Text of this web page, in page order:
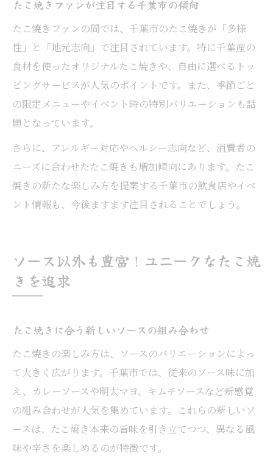
たこ焼きファンが注目する千葉市の傾向
たこ焼きファンの間では、千葉市のたこ焼きが「多様
性」と「地元志向」で注目されています。特に千葉産の
食材を使ったオリジナルたこ焼きや、自由に選べるトッ
ピングサービスが人気のポイントです。また、季節ごと
の限定メニューやイベント時の特別バリエーションも話
題となっています。
さらに、アレルギー対応やヘルシー志向など、消費者の
ニーズに合わせたたこ焼きも増加傾向にあります。たこ
焼きの新たな楽しみ方を提案する千葉市の飲食店やイベ
ント情報も、今後ますます注目されることでしょう。
ソース以外も豊富！ユニークなたこ焼
きを追求
たこ焼きに合う新しいソースの組み合わせ
たこ焼きの楽しみ方は、ソースのバリエーションによっ
て大きく広がります。千葉市では、従来のソース味に加
え、カレーソースや明太マヨ、キムチソースなど新感覚
の組み合わせが人気を集めています。これらの新しいソ
ースは、たこ焼き本来の旨味を引き立てつつ、異なる風
味や辛さを楽しめるのが特徴です。